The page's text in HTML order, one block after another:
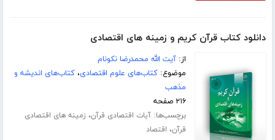
دانلود کتاب قرآن کریم و زمینه های اقتصادی
از:آیت الله محمدرضا نکونام
موضوع:کتاب‌های علوم اقتصادی،کتاب‌های اندیشه و
مذهب
۲۱۶ صفحه
برچسب‌ها:آیات اقتصادی قرآن، زمینه های اقتصادی
قرآن، اقتصاد